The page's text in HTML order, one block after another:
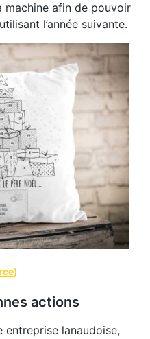
machine afin de pouvoir
l’année suivante.
)
actions
entreprise lanaudoise,